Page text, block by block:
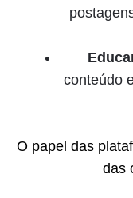
conteúdo
O papel das
das